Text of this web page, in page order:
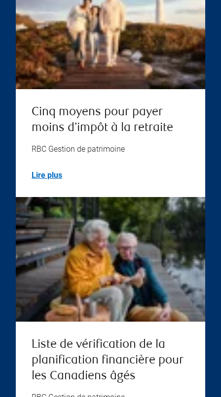
Cinq moyens pour payer
moins d’impôt à la retraite
RBC Gestion de patrimoine
Lire plus
Liste de vérification de la
planification financière pour
les Canadiens âgés